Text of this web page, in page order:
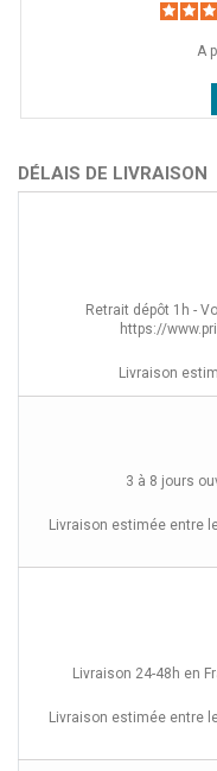
A
DÉLAIS DE LIVRAISON
Retrait dépôt 1h -
https://
Livraison
3 à 8 jours
Livraison estimée entre
Livraison 24-48h en
Livraison estimée entre